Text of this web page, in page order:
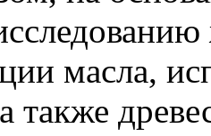
масла,
также